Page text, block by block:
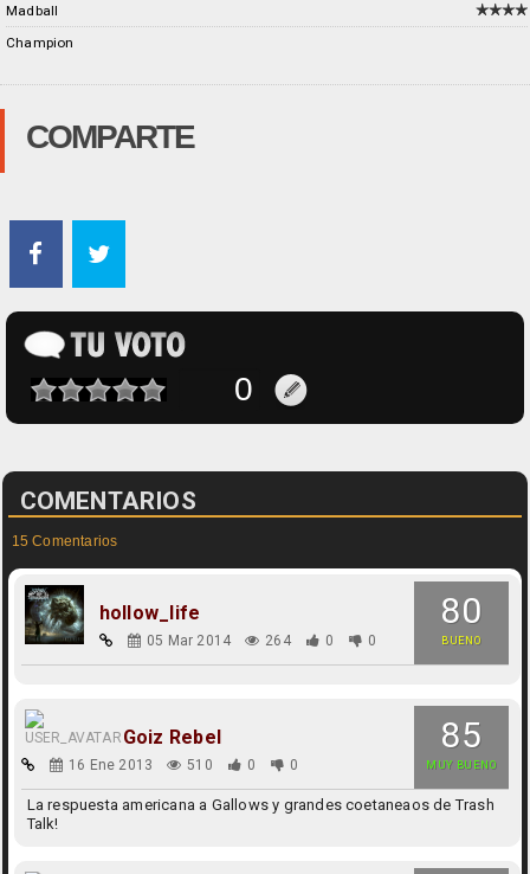
Madball
Champion
COMPARTE
COMENTARIOS
15 Comentarios
80
BUENO
hollow_life
05 Mar 2014 264 0 0
85
MUY BUENO
Goiz Rebel
16 Ene 2013 510 0 0
La respuesta americana a Gallows y grandes coetaneaos de Trash
Talk!